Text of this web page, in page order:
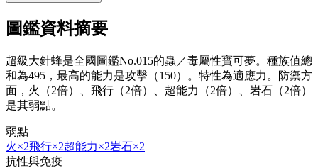
圖鑑資料摘要
超級大針蜂是全國圖鑑No.015的蟲／毒屬性寶可夢。種族值總
和為495，最高的能力是攻擊（150）。特性為適應力。防禦方
面，火（2倍）、飛行（2倍）、超能力（2倍）、岩石（2倍）
是其弱點。
弱點
火×2飛行×2超能力×2岩石×2
抗性與免疫